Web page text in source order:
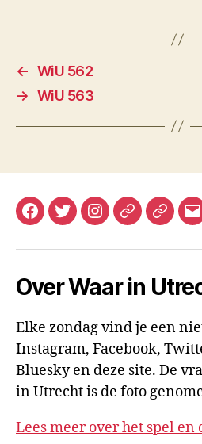
← WiU 562
→ WiU 563
Facebook
TwitterInstagramMastodon
Over Waar in
Elke zondag vind je een
Instagram, Facebook,
Bluesky en deze site. De
in Utrecht is de foto
Lees meer over het spel en